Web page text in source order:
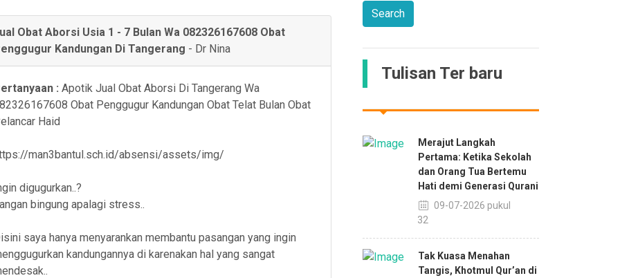
Obat Aborsi Usia 1 - 7 Bulan Wa 082326167608 Obat
Kandungan Di Tangerang - Dr Nina
: Apotik Jual Obat Aborsi Di Tangerang Wa
Obat Penggugur Kandungan Obat Telat Bulan Obat
Haid
man3bantul.sch.id/absensi/assets/img/
digugurkan..?
bingung apalagi stress..
saya hanya menyarankan membantu pasangan yang ingin
kandungannya di karenakan hal yang sangat
Tulisan Ter baru
Merajut Langkah
Pertama: Ketika Sekolah
dan Orang Tua Bertemu
Hati demi Generasi Qurani
09-07-2026 pukul
11:32
Tak Kuasa Menahan
Tangis, Khotmul Qur’an di